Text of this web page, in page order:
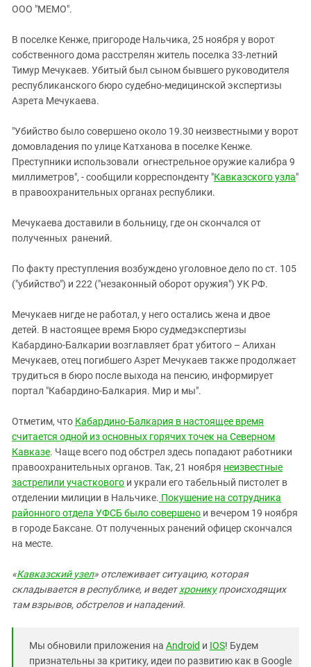
ИНАКОМЫСЛИЕ В ЧЕЧНЕ
ПРЕСЛЕДОВАНИЕ АКТИВИСТОВ
МОБИЛИЗАЦИЯ И ПРОТЕСТЫ
Дагестан
Кабардино-Балкария
Калмыкия
Карачаево-Черкесия
Российская Федерация
Ростовская область
СКФО
Чечня
Южная Осетия
Южный Кавказ
ЮФО
ООО "МЕМО".
В поселке Кенже, пригороде Нальчика, 25 ноября у ворот
собственного дома расстрелян житель поселка 33-летний
Тимур Мечукаев. Убитый был сыном бывшего руководителя
республиканского бюро судебно-медицинской экспертизы
Азрета Мечукаева.
"Убийство было совершено около 19.30 неизвестными у ворот
домовладения по улице Катханова в поселке Кенже.
Преступники использовали огнестрельное оружие калибра 9
миллиметров", - сообщили корреспонденту "Кавказского узла"
в правоохранительных органах республики.
Мечукаева доставили в больницу, где он скончался от
полученных ранений.
По факту преступления возбуждено уголовное дело по ст. 105
("убийство") и 222 ("незаконный оборот оружия") УК РФ.
Мечукаев нигде не работал, у него остались жена и двое
детей. В настоящее время Бюро судмедэкспертизы
Кабардино-Балкарии возглавляет брат убитого – Алихан
Мечукаев, отец погибшего Азрет Мечукаев также продолжает
трудиться в бюро после выхода на пенсию, информирует
портал "Кабардино-Балкария. Мир и мы".
Отметим, что Кабардино-Балкария в настоящее время
считается одной из основных горячих точек на Северном
Кавказе. Чаще всего под обстрел здесь попадают работники
правоохранительных органов. Так, 21 ноября неизвестные
застрелили участкового и украли его табельный пистолет в
отделении милиции в Нальчике. Покушение на сотрудника
районного отдела УФСБ было совершено и вечером 19 ноября
в городе Баксане. От полученных ранений офицер скончался
на месте.
«Кавказский узел» отслеживает ситуацию, которая
складывается в республике, и ведетхроникупроисходящих
там взрывов, обстрелов и нападений.
Мы обновили приложения на Android и IOS! Будем
признательны за критику, идеи по развитию как в Google